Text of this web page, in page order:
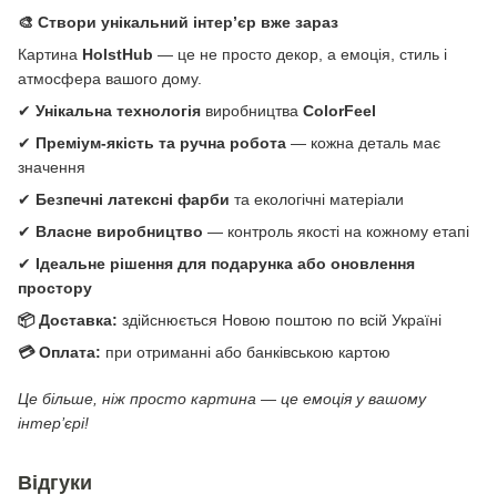
🎨 Створи унікальний інтер’єр вже зараз
Картина HolstHub — це не просто декор, а емоція, стиль і
атмосфера вашого дому.
✔ Унікальна технологія виробництва ColorFeel
✔ Преміум-якість та ручна робота — кожна деталь має
значення
✔ Безпечні латексні фарби та екологічні матеріали
✔ Власне виробництво — контроль якості на кожному етапі
✔ Ідеальне рішення для подарунка або оновлення
простору
📦 Доставка: здійснюється Новою поштою по всій Україні
💳 Оплата: при отриманні або банківською картою
Це більше, ніж просто картина — це емоція у вашому
інтер’єрі!
Відгуки